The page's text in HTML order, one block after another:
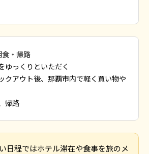
・帰路
ゆっくりといただく
クアウト後、那覇市内で軽く買い物や
帰路
日程ではホテル滞在や食事を旅のメ